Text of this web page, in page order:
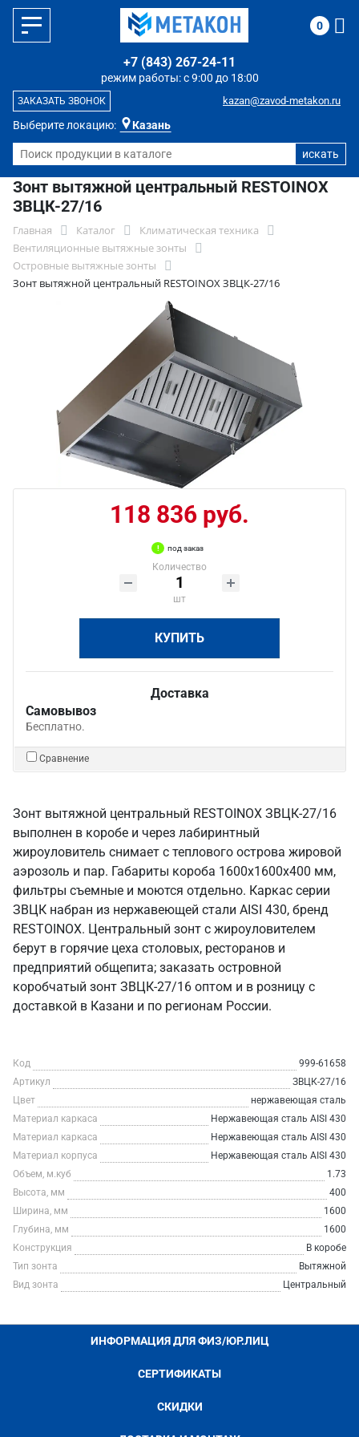
Выберите локацию: Казань
режим работы: с 9:00 до 18:00
+7 (843) 267-24-11
kazan@zavod-metakon.ru
ЗАКАЗАТЬ ЗВОНОК
0
Зонт вытяжной центральный RESTOINOX
ЗВЦК-27/16
Главная Каталог
Климатическая техника
Вентиляционные вытяжные зонты
Островные вытяжные зонты
Зонт вытяжной центральный RESTOINOX ЗВЦК-27/16
118 836 руб.
под заказ
Количество
шт
КУПИТЬ
Доставка
Самовывоз
Бесплатно.
Сравнение
Зонт вытяжной центральный RESTOINOX ЗВЦК-27/16
выполнен в коробе и через лабиринтный
жироуловитель снимает с теплового острова жировой
аэрозоль и пар. Габариты короба 1600х1600х400 мм,
фильтры съемные и моются отдельно. Каркас серии
ЗВЦК набран из нержавеющей стали AISI 430, бренд
RESTOINOX. Центральный зонт с жироуловителем
берут в горячие цеха столовых, ресторанов и
предприятий общепита; заказать островной
коробчатый зонт ЗВЦК-27/16 оптом и в розницу с
доставкой в Казани и по регионам России.
Код
999-61658
Артикул
ЗВЦК-27/16
Цвет
нержавеющая сталь
Материал каркаса
Нержавеющая сталь AISI 430
Материал каркаса
Нержавеющая сталь AISI 430
Материал корпуса
Нержавеющая сталь AISI 430
Объем, м.куб
1.73
Высота, мм
400
Ширина, мм
1600
Глубина, мм
1600
Конструкция
В коробе
Тип зонта
Вытяжной
Вид зонта
Центральный
ИНФОРМАЦИЯ ДЛЯ ФИЗ/ЮР.ЛИЦ
СЕРТИФИКАТЫ
СКИДКИ